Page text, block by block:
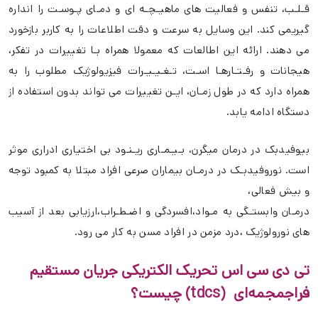
قـلـب، تنفس و فعالیت های ماهیـچـه ای و دمـای پـوسـت را انداره
گیریمی کند. این وسایل به سرعت و دقت اطلاعات را به کاربر بازخورد
می دهند. ارائه این اطالعات که معمولا همراه بـا تغییرات در تفکر،
هیجانات و رفـتـارهـا اسـت، تـغـیـیـرات فیزیولوژیک مطلوب را به
همراه دارد که در طول زمـان، ایـن تغییرات می تواند بدون استفاده از
دستگاه ادامه یابد.
بیوفیدبک در درمان میگرن، بـیـمـاری ریـنـود بی اختیاری ادراری موثر
است. نوروفیدبـک در درمـان بیماران صرعی افراد مبتلا به کمبود توجه
و بیش فعالی،
درمـان وابستـگی به مـواد،افسردگی و اضـطـراب،ارزیابی بعد از آسیب
های نورولوژیک ،درد مزمن در افراد مسن به کار می رود.
تی دی سی اس تحریک الکتریکی جریان مستقیم
فراجمجمه‌ای (tdcs) چیست؟